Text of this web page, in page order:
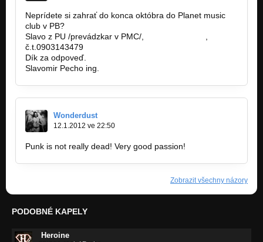
Neprídete si zahrať do konca októbra do Planet music
club v PB?
Slavo z PU /prevádzkar v PMC/,
,
č.t.0903143479
Dík za odpoveď.
Slavomir Pecho ing.
Wonderdust
12.1.2012 ve 22:50
Punk is not really dead! Very good passion!
Zobrazit všechny názory
PODOBNÉ KAPELY
Heroine